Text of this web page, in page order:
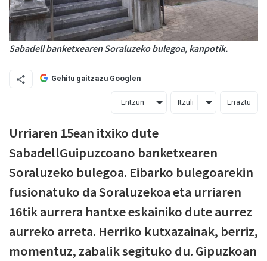
Sabadell banketxearen Soraluzeko bulegoa, kanpotik.
Gehitu gaitzazu Googlen
Entzun Itzuli Erraztu
Urriaren 15ean itxiko dute
SabadellGuipuzcoano banketxearen
Soraluzeko bulegoa. Eibarko bulegoarekin
fusionatuko da Soraluzekoa eta urriaren
16tik aurrera hantxe eskainiko dute aurrez
aurreko arreta. Herriko kutxazainak, berriz,
momentuz, zabalik segituko du. Gipuzkoan